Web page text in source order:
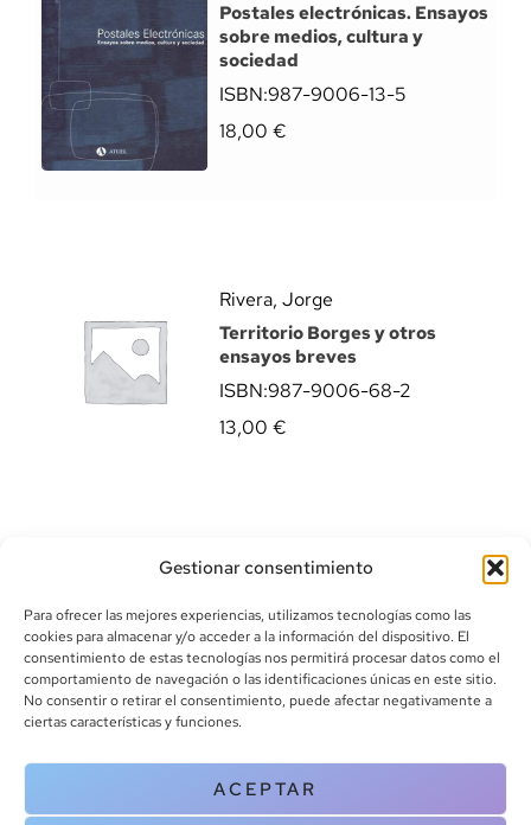
Gestionar consentimiento
Para ofrecer las mejores experiencias, utilizamos tecnologías como las
cookies para almacenar y/o acceder a la información del dispositivo. El
consentimiento de estas tecnologías nos permitirá procesar datos como el
comportamiento de navegación o las identificaciones únicas en este sitio.
No consentir o retirar el consentimiento, puede afectar negativamente a
ciertas características y funciones.
ACEPTAR
Postales electrónicas. Ensayos
sobre medios, cultura y
sociedad
ISBN:987-9006-13-5
18,00 €
Rivera, Jorge
Territorio Borges y otros
ensayos breves
ISBN:987-9006-68-2
13,00 €
info@canoalibros.com
pedidos@canoalibros.com
CONTACTO